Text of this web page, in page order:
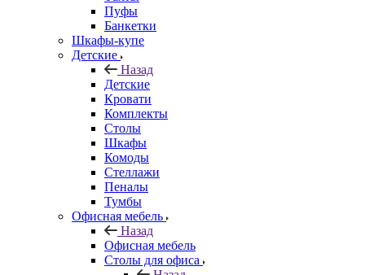
Пуфы
Банкетки
Шкафы-купе
Детские
Назад
Детские
Кровати
Комплекты
Столы
Шкафы
Комоды
Стеллажи
Пеналы
Тумбы
Офисная мебель
Назад
Офисная мебель
Столы для офиса